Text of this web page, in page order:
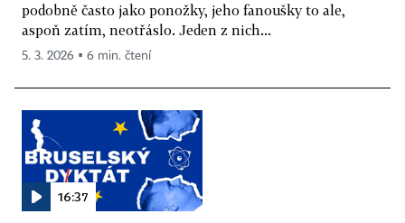
podobně často jako ponožky, jeho fanoušky to ale,
aspoň zatím, neotřáslo. Jeden z nich...
5. 3. 2026 ▪ 6 min. čtení
16:37